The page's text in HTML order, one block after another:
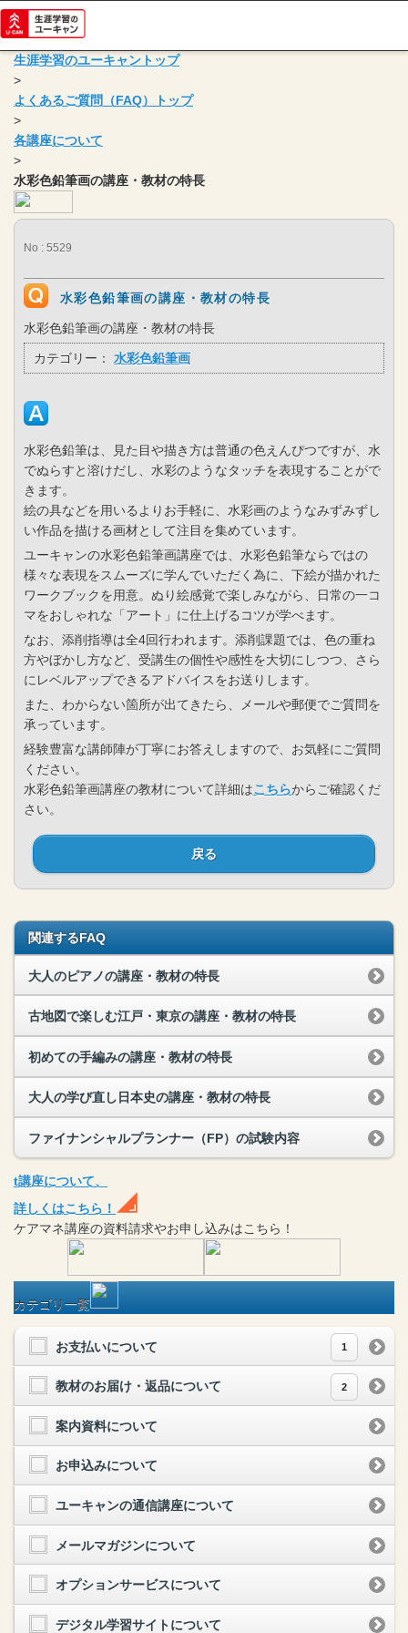
生涯学習のユーキャントップ
>
よくあるご質問（FAQ）トップ
>
各講座について
>
水彩色鉛筆画の講座・教材の特長
No : 5529
水彩色鉛筆画の講座・教材の特長
水彩色鉛筆画の講座・教材の特長
カテゴリー： 水彩色鉛筆画
水彩色鉛筆は、見た目や描き方は普通の色えんぴつですが、水
でぬらすと溶けだし、水彩のようなタッチを表現することがで
きます。
絵の具などを用いるよりお手軽に、水彩画のようなみずみずし
い作品を描ける画材として注目を集めています。
ユーキャンの水彩色鉛筆画講座では、水彩色鉛筆ならではの
様々な表現をスムーズに学んでいただく為に、下絵が描かれた
ワークブックを用意。ぬり絵感覚で楽しみながら、日常の一コ
マをおしゃれな「アート」に仕上げるコツが学べます。
なお、添削指導は全4回行われます。添削課題では、色の重ね
方やぼかし方など、受講生の個性や感性を大切にしつつ、さら
にレベルアップできるアドバイスをお送りします。
また、わからない箇所が出てきたら、メールや郵便でご質問を
承っています。
経験豊富な講師陣が丁寧にお答えしますので、お気軽にご質問
ください。
水彩色鉛筆画講座の教材について詳細はこちらからご確認くだ
さい。
戻る
関連するFAQ
大人のピアノの講座・教材の特長
古地図で楽しむ江戸・東京の講座・教材の特長
初めての手編みの講座・教材の特長
大人の学び直し日本史の講座・教材の特長
ファイナンシャルプランナー（FP）の試験内容
t講座について、
詳しくはこちら！
ケアマネ講座の資料請求やお申し込みはこちら！
カテゴリ一覧
お支払いについて 1
教材のお届け・返品について 2
案内資料について
お申込みについて
ユーキャンの通信講座について
メールマガジンについて
オプションサービスについて
デジタル学習サイトについて